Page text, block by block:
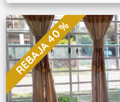
REBAJA 40 %